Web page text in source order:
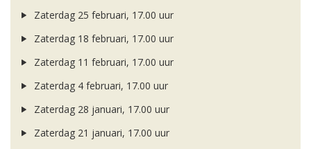
Zaterdag 25 februari, 17.00 uur
Zaterdag 18 februari, 17.00 uur
Zaterdag 11 februari, 17.00 uur
Zaterdag 4 februari, 17.00 uur
Zaterdag 28 januari, 17.00 uur
Zaterdag 21 januari, 17.00 uur